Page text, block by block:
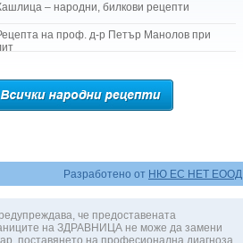
– народни, билкови рецепти
на проф. д-р Петър Манолов при
Разработено от НЮ ЕС НЕТ ЕООД
че предоставената
на ЗДРАВНИЦА не може да замени
поставянето на професионална диагноза